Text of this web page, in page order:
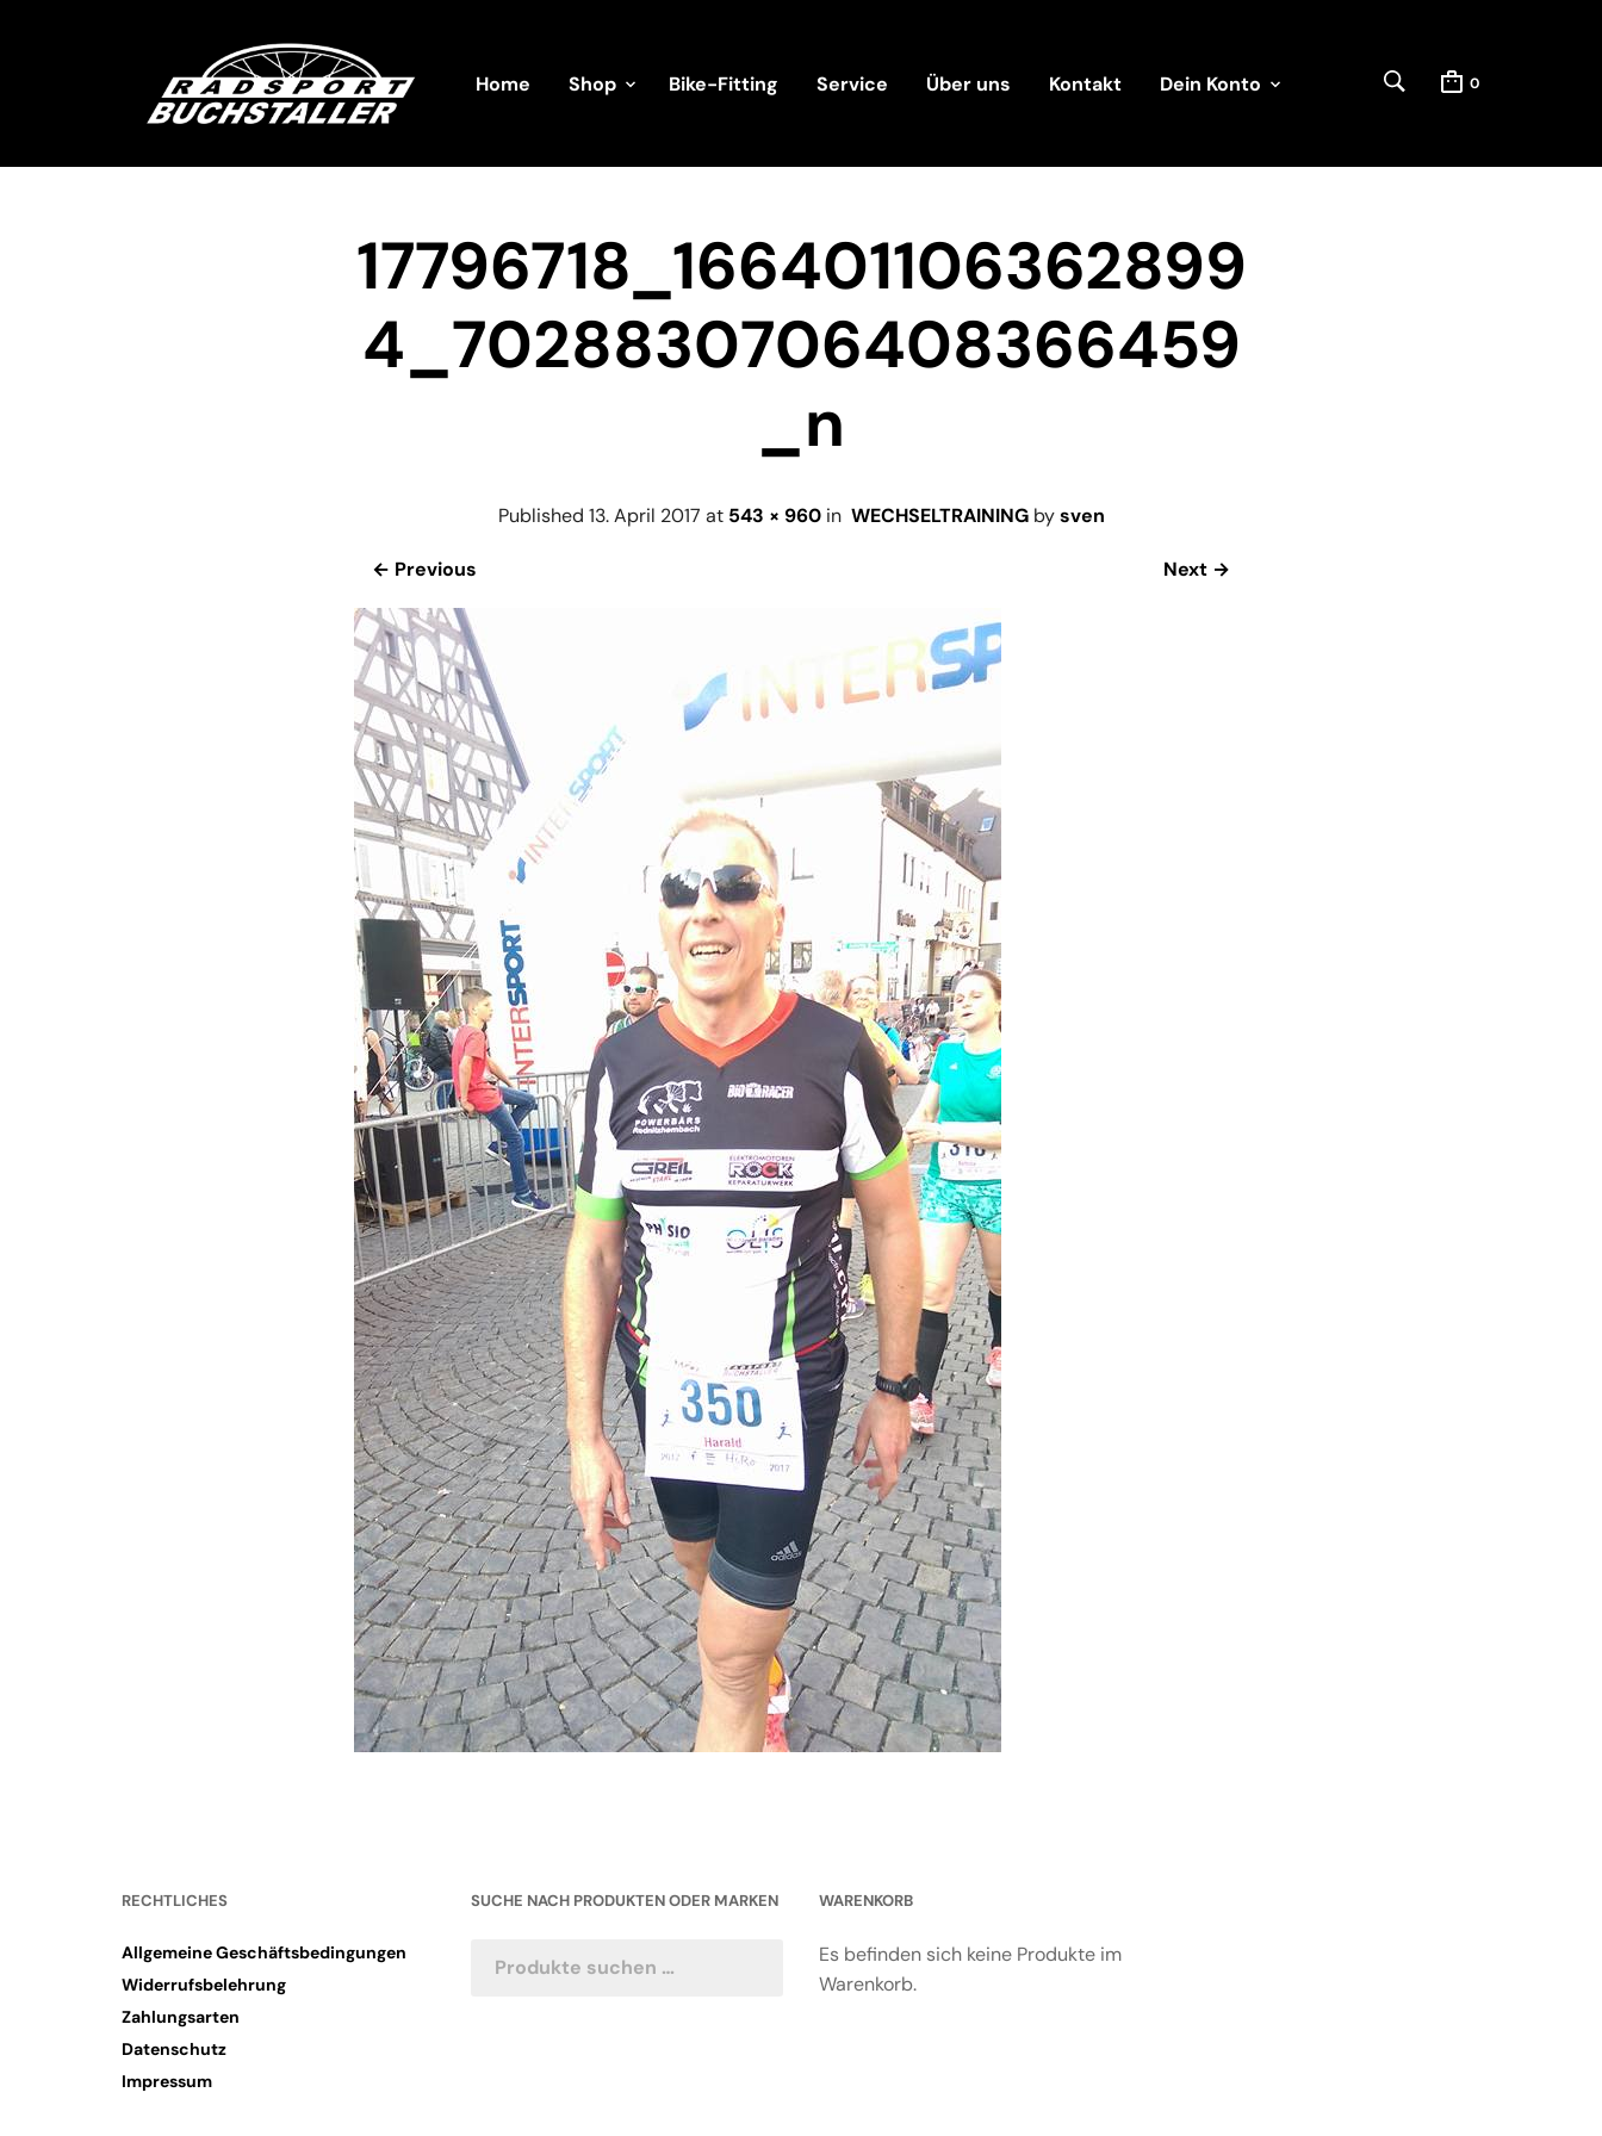
Home Shop Bike-Fitting Service Über uns Kontakt Dein Konto 0
17796718_166401106362899
4_7028830706408366459
_n
Published 13. April 2017 at 543 × 960in WECHSELTRAININGbysven
← Previous Next →
RECHTLICHES
Allgemeine Geschäftsbedingungen
Widerrufsbelehrung
Zahlungsarten
Datenschutz
Impressum
SUCHE NACH PRODUKTEN ODER MARKEN WARENKORB
Es befinden sich keine Produkte im
Warenkorb.